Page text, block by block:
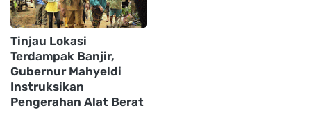
Tinjau Lokasi
Terdampak Banjir,
Gubernur Mahyeldi
Instruksikan
Pengerahan Alat Berat